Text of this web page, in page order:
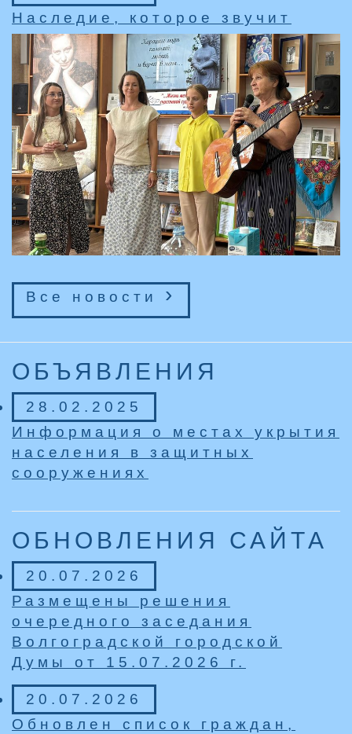
Наследие, которое звучит
Все новости ›
ОБЪЯВЛЕНИЯ
28.02.2025
Информация о местах укрытия
населения в защитных
сооружениях
ОБНОВЛЕНИЯ САЙТА
20.07.2026
Размещены решения
очередного заседания
Волгоградской городской
Думы от 15.07.2026 г.
20.07.2026
Обновлен список граждан,